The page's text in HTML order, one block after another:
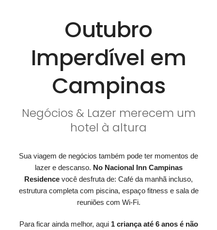
Outubro
Imperdível em
Campinas
Negócios & Lazer merecem um
hotel à altura
Sua viagem de negócios também pode ter momentos de
lazer e descanso. No Nacional Inn Campinas
Residence você desfruta de: Café da manhã incluso,
estrutura completa com piscina, espaço fitness e sala de
reuniões com Wi-Fi.
Para ficar ainda melhor, aqui 1 criança até 6 anos é não